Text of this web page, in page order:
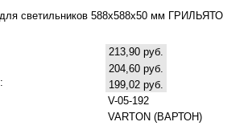
светильников 588х588х50 мм ГРИЛЬЯТО
213,90 руб.
204,60 руб.
199,02 руб.
V-05-192
VARTON (ВАРТОН)